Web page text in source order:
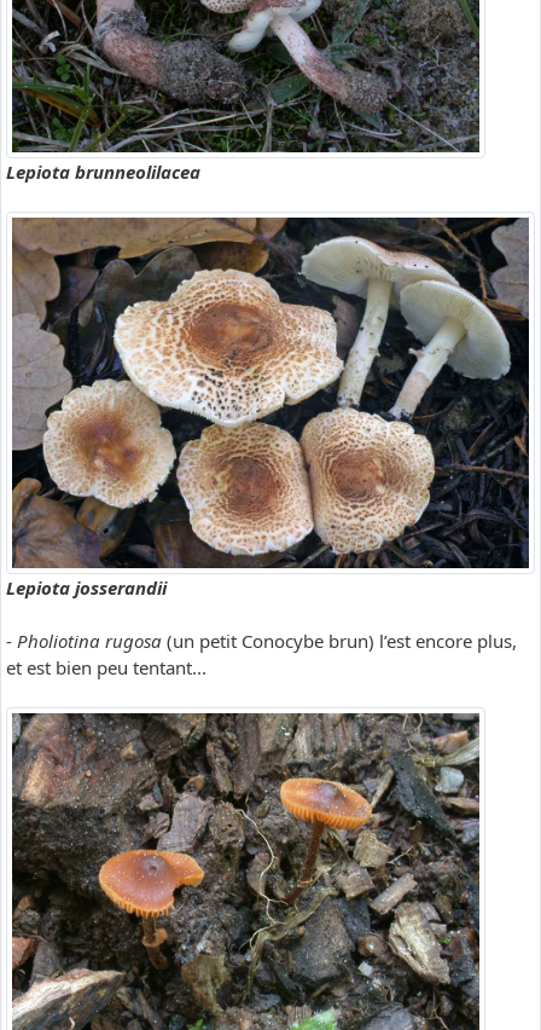
Lepiota brunneolilacea
Lepiota josserandii
- Pholiotina rugosa (un petit Conocybe brun) l’est encore plus,
et est bien peu tentant...